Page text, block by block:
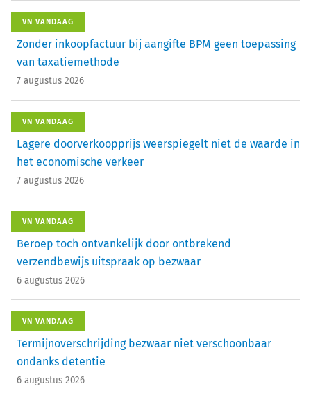
VN VANDAAG
Zonder inkoopfactuur bij aangifte BPM geen toepassing
van taxatiemethode
7 augustus 2026
VN VANDAAG
Lagere doorverkoopprijs weerspiegelt niet de waarde in
het economische verkeer
7 augustus 2026
VN VANDAAG
Beroep toch ontvankelijk door ontbrekend
verzendbewijs uitspraak op bezwaar
6 augustus 2026
VN VANDAAG
Termijnoverschrijding bezwaar niet verschoonbaar
ondanks detentie
6 augustus 2026